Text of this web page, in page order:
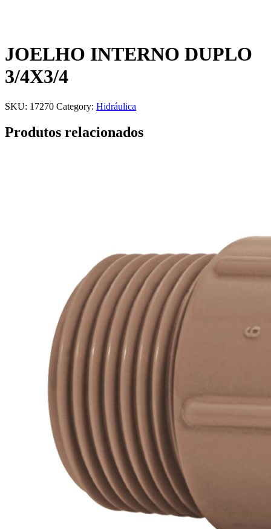
JOELHO INTERNO DUPLO
3/4X3/4
SKU: 17270 Category: Hidráulica
Produtos relacionados